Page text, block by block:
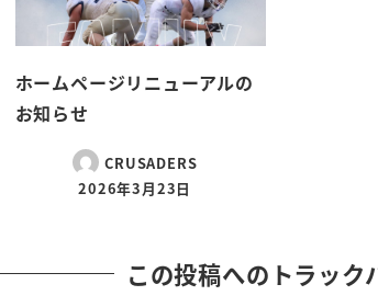
ホームページリニューアルの
お知らせ
CRUSADERS
2026年3月23日
この投稿へのトラック